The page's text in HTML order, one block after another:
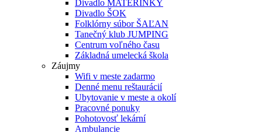
Divadlo MATERINKY
Divadlo ŠOK
Folklórny súbor ŠAĽAN
Tanečný klub JUMPING
Centrum voľného času
Základná umelecká škola
Záujmy
Wifi v meste zadarmo
Denné menu reštaurácií
Ubytovanie v meste a okolí
Pracovné ponuky
Pohotovosť lekární
Ambulancie